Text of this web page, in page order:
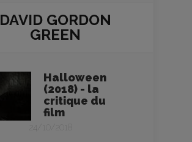
DAVID GORDON
GREEN
Halloween
(2018) - la
critique du
film
24/10/2018